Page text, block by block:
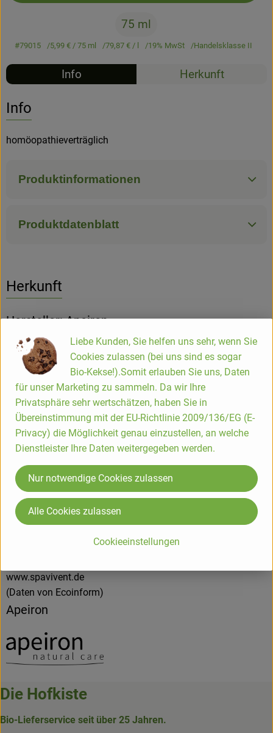
75 ml
#79015 5,99 € / 75 ml 79,87 € / l 19% MwSt Handelsklasse II
Info Herkunft
Info
homöopathieverträglich
Produktinformationen
Produktdatenblatt
Herkunft
Hersteller: Apeiron
Deutschland
Spa Vivent Vertriebs GmbH
D 21279 Hollenstedt
Apeiron – das ist die sanfte Naturkosmetik und
Spezialpflege inspiriert von ayurvedischen Rezepturen.
Seit über 20 Jahren steht die Marke mit der bekannten
Auromère®Kräuter-Zahncreme für umfangreiche und
natürliche Wirkkosmetik aus ausgewählten Heilkräutern.
Verbraucher überzeugende Produkte fürsorglich mit
www.spavivent.de
(Daten von Ecoinform)
Apeiron
Die Hofkiste
Bio-Lieferservice seit über 25 Jahren.
Liebe Kunden, Sie helfen uns sehr, wenn Sie
Cookies zulassen (bei uns sind es sogar
Bio-Kekse!).Somit erlauben Sie uns, Daten
für unser Marketing zu sammeln. Da wir Ihre
Privatsphäre sehr wertschätzen, haben Sie in
Übereinstimmung mit der EU-Richtlinie 2009/136/EG (E-
Privacy) die Möglichkeit genau einzustellen, an welche
Dienstleister Ihre Daten weitergegeben werden.
Cookieeinstellungen
Nur notwendige Cookies zulassen
Alle Cookies zulassen